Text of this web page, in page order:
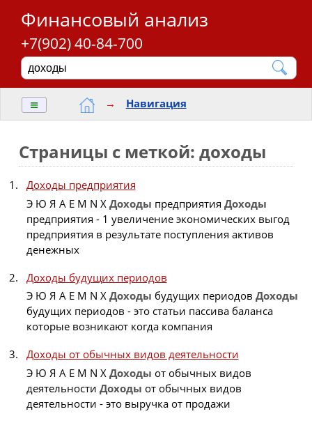
Финансовый анализ
+7(902) 40-84-700
≡ → Навигация
Страницы с меткой: доходы
Доходы предприятия
Э Ю Я A E M N X Доходы предприятия Доходы
предприятия - 1 увеличение экономических выгод
предприятия в результате поступления активов
денежных
Доходы будущих периодов
Э Ю Я A E M N X Доходы будущих периодов Доходы
будущих периодов - это статьи пассива баланса
которые возникают когда компания
Доходы от обычных видов деятельности
Э Ю Я A E M N X Доходы от обычных видов
деятельности Доходы от обычных видов
деятельности - это выручка от продажи